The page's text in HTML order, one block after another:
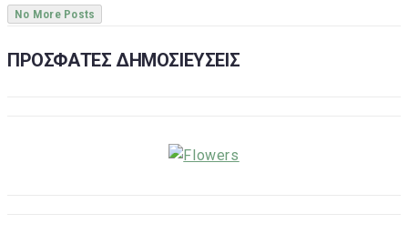
No More Posts
ΠΡΟΣΦΑΤΕΣ ΔΗΜΟΣΙΕΥΣΕΙΣ